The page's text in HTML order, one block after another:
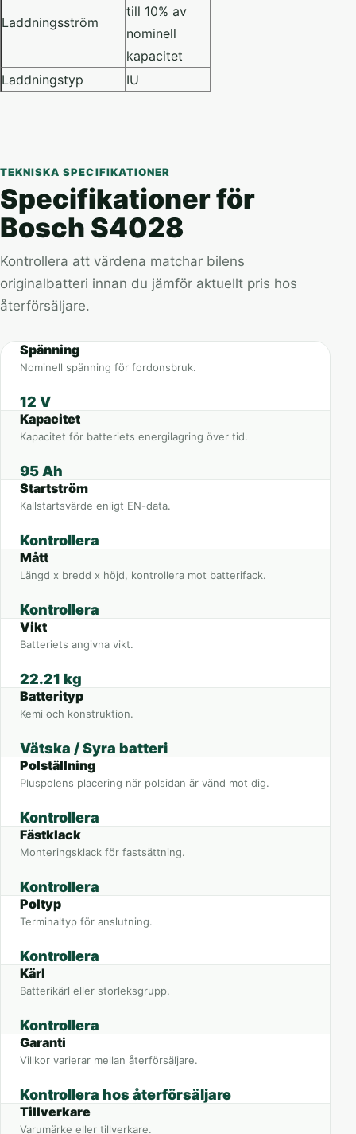
Laddningsström
till 10% av
nominell
kapacitet
Laddningstyp
IU
TEKNISKA SPECIFIKATIONER
Specifikationer för
Bosch S4028
Kontrollera att värdena matchar bilens
originalbatteri innan du jämför aktuellt pris hos
återförsäljare.
Spänning
Nominell spänning för fordonsbruk.
12 V
Kapacitet
Kapacitet för batteriets energilagring över tid.
95 Ah
Startström
Kallstartsvärde enligt EN-data.
Kontrollera
Mått
Längd x bredd x höjd, kontrollera mot batterifack.
Kontrollera
Vikt
Batteriets angivna vikt.
22.21 kg
Batterityp
Kemi och konstruktion.
Vätska / Syra batteri
Polställning
Pluspolens placering när polsidan är vänd mot dig.
Kontrollera
Fästklack
Monteringsklack för fastsättning.
Kontrollera
Poltyp
Terminaltyp för anslutning.
Kontrollera
Kärl
Batterikärl eller storleksgrupp.
Kontrollera
Garanti
Villkor varierar mellan återförsäljare.
Kontrollera hos återförsäljare
Tillverkare
Varumärke eller tillverkare.